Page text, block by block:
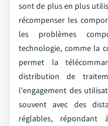
sont de plus en plus
récompenser les
les problèmes
technologie, comme la
permet la
distribution de
l'engagement des
souvent avec des
réglables,